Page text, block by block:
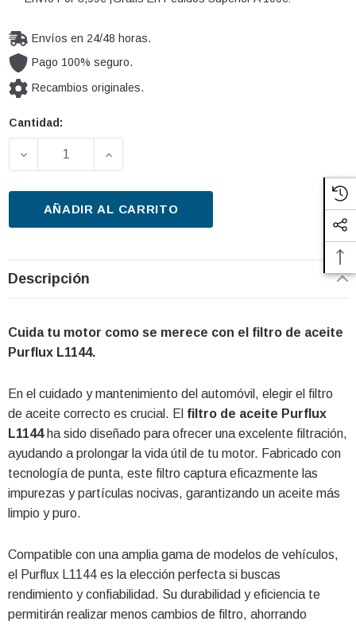
Envíos en 24/48 horas.
Pago 100% seguro.
Recambios originales.
Cantidad
Cantidad:
DISMINUIR LA CANTIDAD DE FILTRO DE ACEITE
AUMENTAR LA CANTIDAD DE FILTRO
AÑADIR AL CARRITO
Descripción
Cuida tu motor como se merece con el filtro de aceite
Purflux L1144.
En el cuidado y mantenimiento del automóvil, elegir el filtro
de aceite correcto es crucial. El filtro de aceite Purflux
L1144ha sido diseñado para ofrecer una excelente filtración,
ayudando a prolongar la vida útil de tu motor. Fabricado con
tecnología de punta, este filtro captura eficazmente las
impurezas y partículas nocivas, garantizando un aceite más
limpio y puro.
Compatible con una amplia gama de modelos de vehículos,
el Purflux L1144 es la elección perfecta si buscas
rendimiento y confiabilidad. Su durabilidad y eficiencia te
permitirán realizar menos cambios de filtro, ahorrando